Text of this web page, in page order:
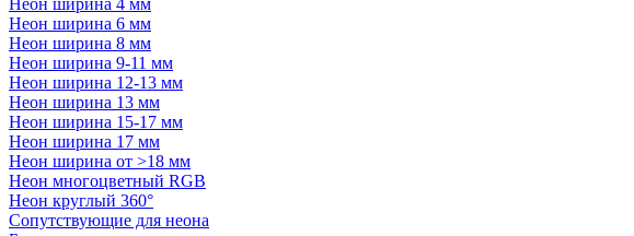
Неон ширина 4 мм
Неон ширина 6 мм
Неон ширина 8 мм
Неон ширина 9-11 мм
Неон ширина 12-13 мм
Неон ширина 13 мм
Неон ширина 15-17 мм
Неон ширина 17 мм
Неон ширина от >18 мм
Неон многоцветный RGB
Неон круглый 360°
Сопутствующие для неона